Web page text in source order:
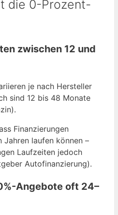
die 0-Prozent-
zwischen 12 und
je nach Hersteller
sind 12 bis 48 Monate
Finanzierungen
laufen können –
Laufzeiten jedoch
Autofinanzierung).
Angebote oft 24–